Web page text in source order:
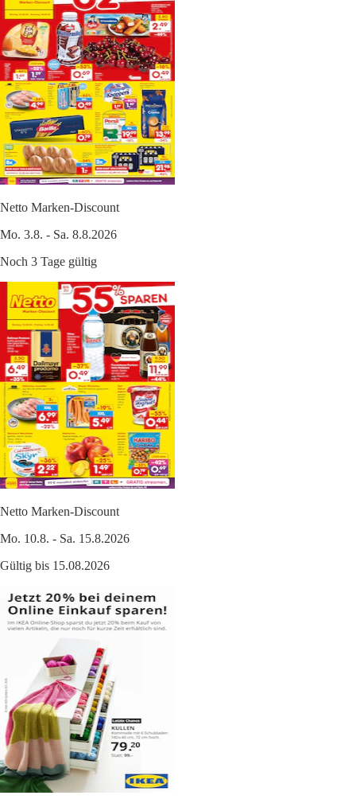
Netto Marken-Discount
Mo. 3.8. - Sa. 8.8.2026
Noch 3 Tage gültig
Netto Marken-Discount
Mo. 10.8. - Sa. 15.8.2026
Gültig bis 15.08.2026